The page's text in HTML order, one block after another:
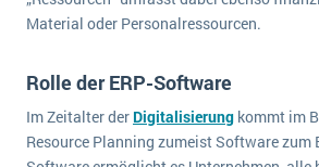
SAP übernimmt Reltio für eine
Die „SaaSpocalypse“: Was ist das und was bedeutet es für die
SAP investiert mit zwei strategischen
Material oder Personalressourcen.
Rolle der ERP-Software
Im Zeitalter der Digitalisierung kommt im
Resource Planning zumeist Software zum